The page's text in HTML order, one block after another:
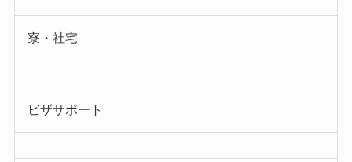
寮・社宅
ビザサポート